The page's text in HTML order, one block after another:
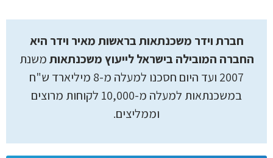
חברת וידר משכנתאות בראשות מאיר וידר היא
החברה המובילה בישראל לייעוץ משכנתאותמשנת
2007 ועד היום חסכנו למעלה מ-8 מיליארד ש"ח
במשכנתאות למעלה מ-10,000 לקוחות מרוצים
וממליצים.